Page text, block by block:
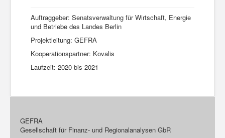
Auftraggeber: Senatsverwaltung für Wirtschaft, Energie
und Betriebe des Landes Berlin
Projektleitung: GEFRA
Kooperationspartner: Kovalis
Laufzeit: 2020 bis 2021
GEFRA
Gesellschaft für Finanz- und Regionalanalysen GbR